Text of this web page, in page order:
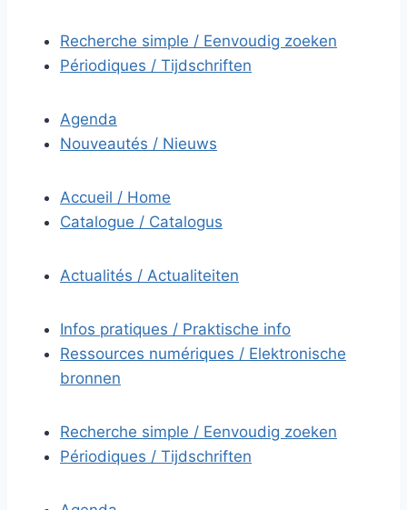
Recherche simple / Eenvoudig zoeken
Périodiques / Tijdschriften
Agenda
Nouveautés / Nieuws
Accueil / Home
Catalogue / Catalogus
Actualités / Actualiteiten
Infos pratiques / Praktische info
Ressources numériques / Elektronische
bronnen
Recherche simple / Eenvoudig zoeken
Périodiques / Tijdschriften